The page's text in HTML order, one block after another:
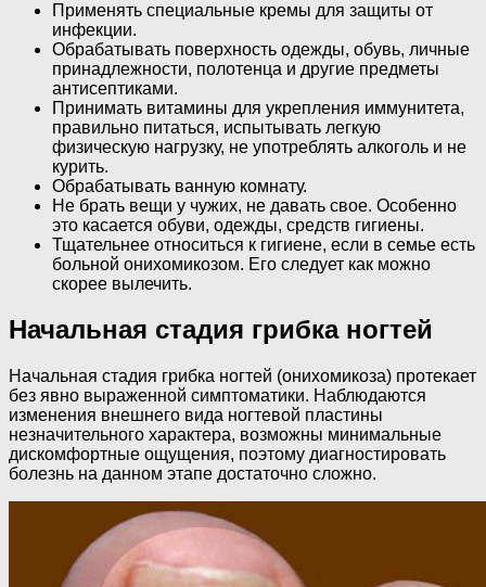
Применять специальные кремы для защиты от
инфекции.
Обрабатывать поверхность одежды, обувь, личные
принадлежности, полотенца и другие предметы
антисептиками.
Принимать витамины для укрепления иммунитета,
правильно питаться, испытывать легкую
физическую нагрузку, не употреблять алкоголь и не
курить.
Обрабатывать ванную комнату.
Не брать вещи у чужих, не давать свое. Особенно
это касается обуви, одежды, средств гигиены.
Тщательнее относиться к гигиене, если в семье есть
больной онихомикозом. Его следует как можно
скорее вылечить.
Начальная стадия грибка ногтей
Начальная стадия грибка ногтей (онихомикоза) протекает
без явно выраженной симптоматики. Наблюдаются
изменения внешнего вида ногтевой пластины
незначительного характера, возможны минимальные
дискомфортные ощущения, поэтому диагностировать
болезнь на данном этапе достаточно сложно.